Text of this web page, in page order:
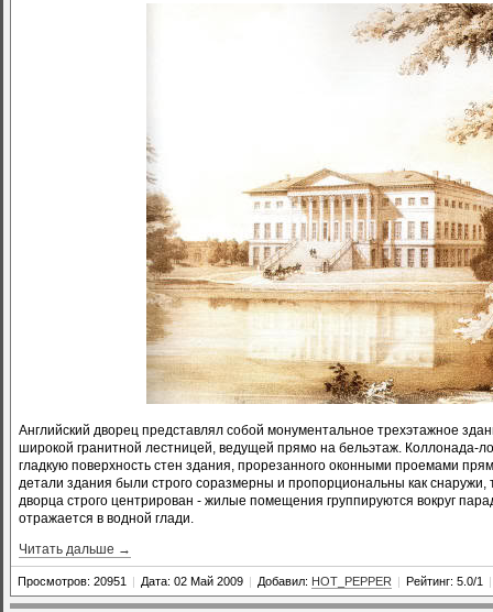
Английский дворец представлял собой монументальное трехэтажное
широкой гранитной лестницей, ведущей прямо на бельэтаж. Коллонада-
гладкую поверхность стен здания, прорезанного оконными проемами
детали здания были строго соразмерны и пропорциональны как
дворца строго центрирован - жилые помещения группируются вокруг
отражается в водной глади.
Читать дальше →
Просмотров: 20951 Дата: 02 Май 2009 Добавил: HOT_PEPPER Рейтинг: 5.0/1